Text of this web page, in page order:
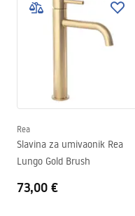
Završetak
Oblik
Otvor za slavinu
Montažne upute
Basin.pdf
WARUNKI
Rea
Slavina za umivaonik Rea
Lungo Gold Brush
73,00 €